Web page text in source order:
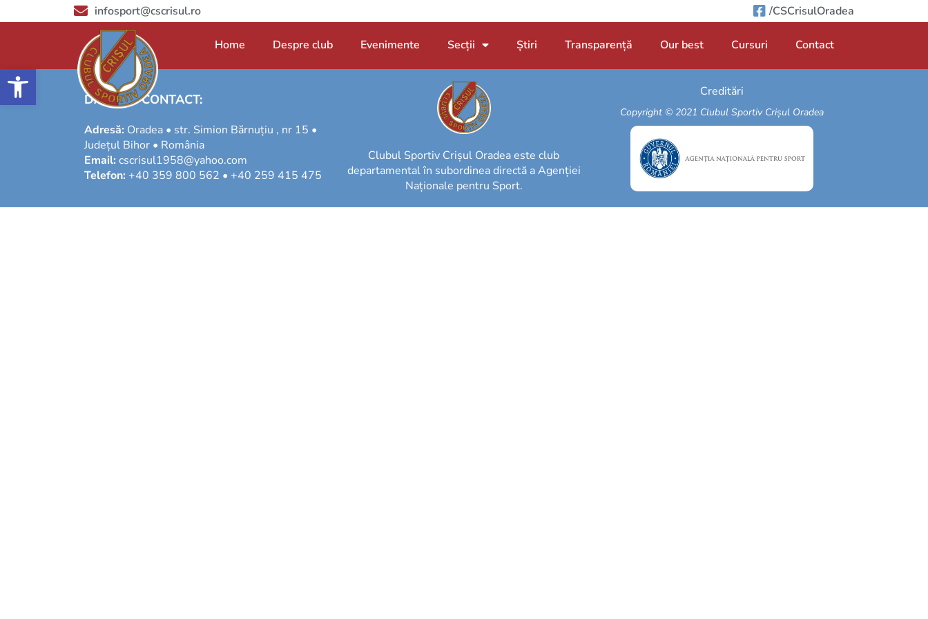
Deschide bara de unelte
infosport@cscrisul.ro /CSCrisulOradea
Home Despre club Evenimente Secții Știri Transparență Our best Cursuri Contact
DATE DE CONTACT:
Adresă: Oradea • str. Simion Bărnuțiu , nr 15 •
Județul Bihor • România
Email: cscrisul1958@yahoo.com
Telefon: +40 359 800 562 • +40 259 415 475
Clubul Sportiv Crișul Oradea este club
departamental în subordinea directă a Agenției
Naționale pentru Sport.
Creditări
Copyright © 2021 Clubul Sportiv Crișul Oradea